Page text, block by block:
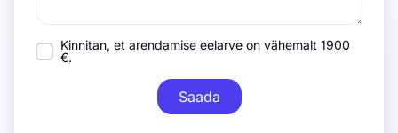
Kinnitan, et arendamise eelarve on vähemalt 1900
€.
Saada